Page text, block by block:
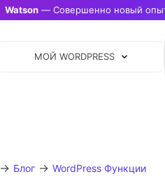
Watson — Совершенно новый
МОЙ WORDPRESS
→ Блог→ WordPress Функции